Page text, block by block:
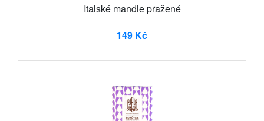
Italské mandle pražené
149 Kč